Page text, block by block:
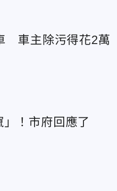
車主除污得花2萬
！市府回應了